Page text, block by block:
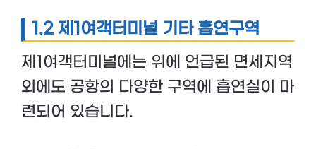
1.2 제1여객터미널 기타 흡연구역
제1여객터미널에는 위에 언급된 면세지역
외에도 공항의 다양한 구역에 흡연실이 마
련되어 있습니다.